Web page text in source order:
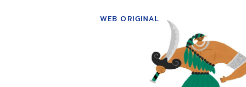
WEB ORIGINAL